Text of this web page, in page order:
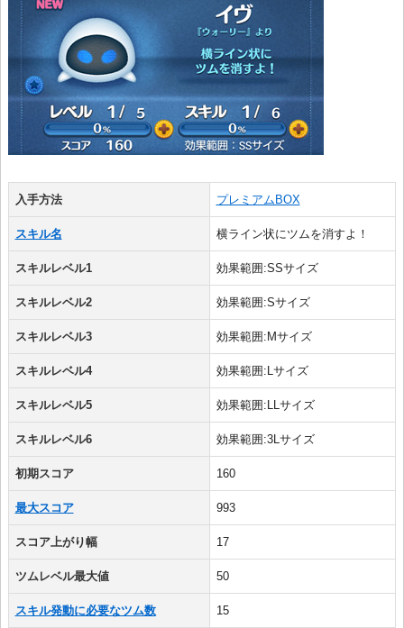
入手方法 プレミアムBOX
スキル名 横ライン状にツムを消すよ！
スキルレベル1 効果範囲:SSサイズ
スキルレベル2 効果範囲:Sサイズ
スキルレベル3 効果範囲:Mサイズ
スキルレベル4 効果範囲:Lサイズ
スキルレベル5 効果範囲:LLサイズ
スキルレベル6 効果範囲:3Lサイズ
初期スコア 160
最大スコア 993
スコア上がり幅 17
ツムレベル最大値 50
スキル発動に必要なツム数 15